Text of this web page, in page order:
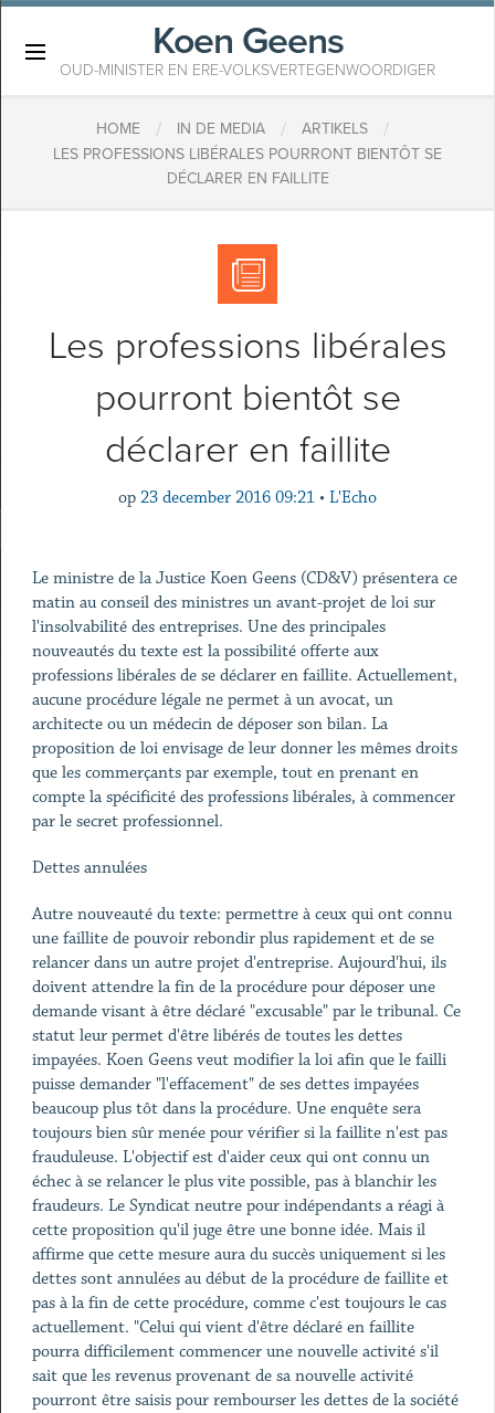
Koen Geens
OUD-MINISTER EN ERE-VOLKSVERTEGENWOORDIGER
HOME / IN DE MEDIA / ARTIKELS /
LES PROFESSIONS LIBÉRALES POURRONT BIENTÔT SE
DÉCLARER EN FAILLITE
Les professions libérales
pourront bientôt se
déclarer en faillite
op 23 december 2016 09:21 • L'Echo
Le ministre de la Justice Koen Geens (CD&V) présentera ce
matin au conseil des ministres un avant-projet de loi sur
l'insolvabilité des entreprises. Une des principales
nouveautés du texte est la possibilité offerte aux
professions libérales de se déclarer en faillite. Actuellement,
aucune procédure légale ne permet à un avocat, un
architecte ou un médecin de déposer son bilan. La
proposition de loi envisage de leur donner les mêmes droits
que les commerçants par exemple, tout en prenant en
compte la spécificité des professions libérales, à commencer
par le secret professionnel.
Dettes annulées
Autre nouveauté du texte: permettre à ceux qui ont connu
une faillite de pouvoir rebondir plus rapidement et de se
relancer dans un autre projet d'entreprise. Aujourd'hui, ils
doivent attendre la fin de la procédure pour déposer une
demande visant à être déclaré "excusable" par le tribunal. Ce
statut leur permet d'être libérés de toutes les dettes
impayées. Koen Geens veut modifier la loi afin que le failli
puisse demander "l'effacement" de ses dettes impayées
beaucoup plus tôt dans la procédure. Une enquête sera
toujours bien sûr menée pour vérifier si la faillite n'est pas
frauduleuse. L'objectif est d'aider ceux qui ont connu un
échec à se relancer le plus vite possible, pas à blanchir les
fraudeurs. Le Syndicat neutre pour indépendants a réagi à
cette proposition qu'il juge être une bonne idée. Mais il
affirme que cette mesure aura du succès uniquement si les
dettes sont annulées au début de la procédure de faillite et
pas à la fin de cette procédure, comme c'est toujours le cas
actuellement. "Celui qui vient d'être déclaré en faillite
pourra difficilement commencer une nouvelle activité s'il
sait que les revenus provenant de sa nouvelle activité
pourront être saisis pour rembourser les dettes de la société